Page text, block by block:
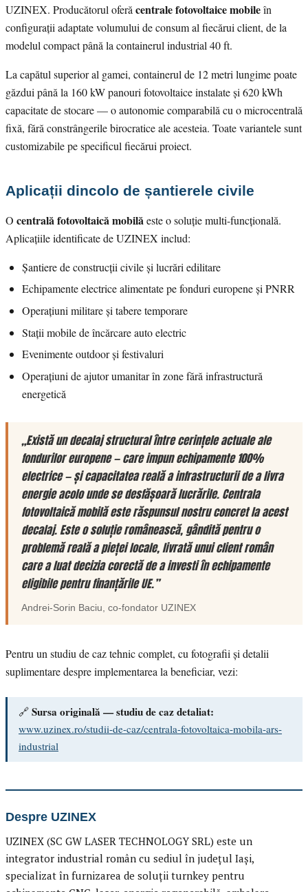
UZINEX. Producătorul oferă centrale fotovoltaice mobileîn
configurații adaptate volumului de consum al fiecărui client, de la
modelul compact până la containerul industrial 40 ft.
La capătul superior al gamei, containerul de 12 metri lungime poate
găzdui până la 160 kW panouri fotovoltaice instalate și 620 kWh
capacitate de stocare — o autonomie comparabilă cu o microcentrală
fixă, fără constrângerile birocratice ale acesteia. Toate variantele sunt
customizabile pe specificul fiecărui proiect.
Aplicații dincolo de șantierele civile
O centrală fotovoltaică mobilăeste o soluție multi-funcțională.
Aplicațiile identificate de UZINEX includ:
Șantiere de construcții civile și lucrări edilitare
Echipamente electrice alimentate pe fonduri europene și PNRR
Operațiuni militare și tabere temporare
Stații mobile de încărcare auto electric
Evenimente outdoor și festivaluri
Operațiuni de ajutor umanitar în zone fără infrastructură
energetică
„Există un decalaj structural între cerințele actuale ale
fondurilor europene — care impun echipamente 100%
electrice — și capacitatea reală a infrastructurii de a livra
energie acolo unde se desfășoară lucrările. Centrala
fotovoltaică mobilă este răspunsul nostru concret la acest
decalaj. Este o soluție românească, gândită pentru o
problemă reală a pieței locale, livrată unui client român
care a luat decizia corectă de a investi în echipamente
eligibile pentru finanțările UE.”
Andrei-Sorin Baciu, co-fondator UZINEX
Pentru un studiu de caz tehnic complet, cu fotografii și detalii
suplimentare despre implementarea la beneficiar, vezi:
🔗 Sursa originală — studiu de caz detaliat:
www.uzinex.ro/studii-de-caz/centrala-fotovoltaica-mobila-ars-
industrial
Despre UZINEX
UZINEX (SC GW LASER TECHNOLOGY SRL) este un
integrator industrial român cu sediul în județul Iași,
specializat în furnizarea de soluții turnkey pentru